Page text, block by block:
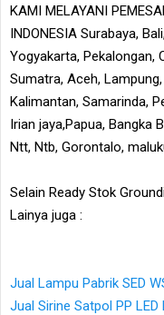
KAMI MELAYANI
INDONESIA Surabaya,
Yogyakarta, Pekalongan,
Sumatra, Aceh,
Kalimantan, Samarinda,
Irian jaya,Papua, Bangka
Ntt, Ntb, Gorontalo,
Selain Ready Stok
Lainya juga :
Jual Lampu Pabrik SED
Jual Sirine Satpol PP